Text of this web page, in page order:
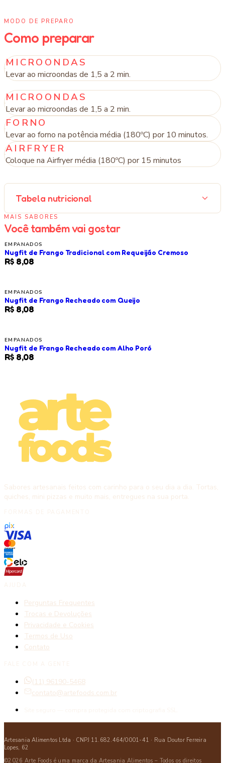
MODO DE PREPARO
Como preparar
MICROONDAS
Levar ao microondas de 1,5 a 2 min.
MICROONDAS
Levar ao microondas de 1,5 a 2 min.
FORNO
Levar ao forno na potência média (180ºC) por 10 minutos.
AIRFRYER
Coloque na Airfryer média (180ºC) por 15 minutos
Tabela nutricional
MAIS SABORES
Você também vai gostar
EMPANADOS
Nugfit de Frango Tradicional com Requeijão Cremoso
R$ 8,08
EMPANADOS
Nugfit de Frango Recheado com Queijo
R$ 8,08
EMPANADOS
Nugfit de Frango Recheado com Alho Poró
R$ 8,08
Sabores artesanais feitos com carinho para o seu dia a dia. Tortas,
quiches, mini pizzas e muito mais, entregues na sua porta.
Perguntas Frequentes
Trocas e Devoluções
Privacidade e Cookies
Termos de Uso
Contato
(11) 96190-5468
contato@artefoods.com.br
Artesania Alimentos Ltda · CNPJ 11.682.464/0001-41 · Rua Doutor Ferreira
Lopes, 62
©2026 Arte Foods é uma marca da Artesania Alimentos – Todos os direitos